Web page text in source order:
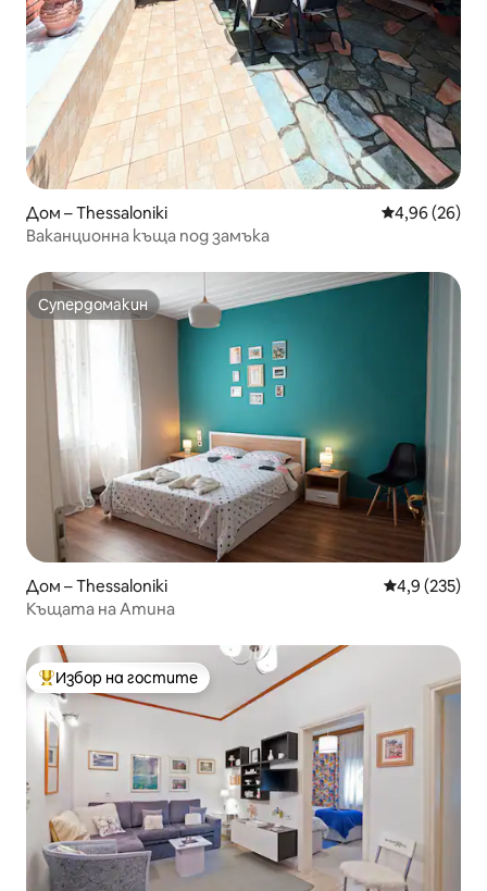
Дом – Thessaloniki Средна
4,96 (26)
Ваканционна къща под замъка
Супердомакин
Супердомакин
Дом – Thessaloniki Средна
4,9 (235)
Къщата на Атина
Най-популярен избор на гостите
Избор на гостите